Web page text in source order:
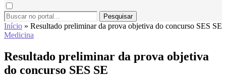
Pesquisar
Início » Resultado preliminar da prova objetiva do concurso SES SE
Medicina
Resultado preliminar da prova objetiva
do concurso SES SE